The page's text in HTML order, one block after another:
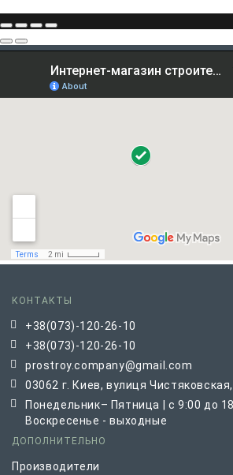
КОНТАКТЫ
+38(073)-120-26-10
+38(073)-120-26-10
prostroy.company@gmail.com
03062 г. Киев, вулиця
Понедельник– Пятница | с 9:00 до
Воскресенье - выходные
ДОПОЛНИТЕЛЬНО
Производители